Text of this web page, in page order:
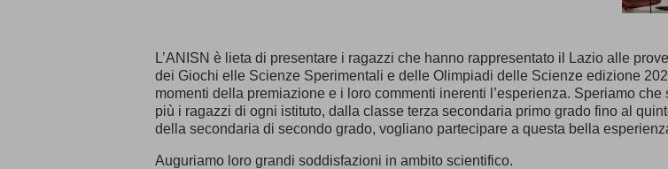
L’ANISN è lieta di presentare i ragazzi che hanno rappresentato il Lazio alle
dei Giochi elle Scienze Sperimentali e delle Olimpiadi delle Scienze edizione
momenti della premiazione e i loro commenti inerenti l’esperienza. Speriamo che
più i ragazzi di ogni istituto, dalla classe terza secondaria primo grado fino al
della secondaria di secondo grado, vogliano partecipare a questa bella
Auguriamo loro grandi soddisfazioni in ambito scientifico.